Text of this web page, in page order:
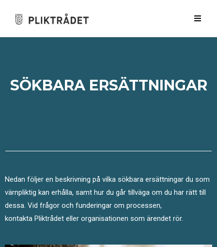
SÖKBARA ERSÄTTNINGAR
Nedan följer en beskrivning på vilka sökbara ersättningar du som
värnpliktig kan erhålla, samt hur du går tillväga om du har rätt till
dessa. Vid frågor och funderingar om processen,
kontakta Pliktrådet eller organisationen som ärendet rör.